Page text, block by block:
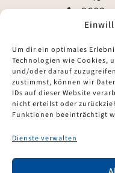
Um dir ein optimales
Technologien wie Cookies,
und/oder darauf
zustimmst, können wir
IDs auf dieser Website
nicht erteilst oder
Funktionen beeinträchtigt
Dienste verwalten
9602
79 -
Tel.:
+49
9602
79 -
1535